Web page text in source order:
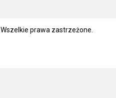
. Wszelkie prawa zastrzeżone.